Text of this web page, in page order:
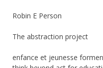
Robin E Person
The abstraction project
enfance et jeunesse